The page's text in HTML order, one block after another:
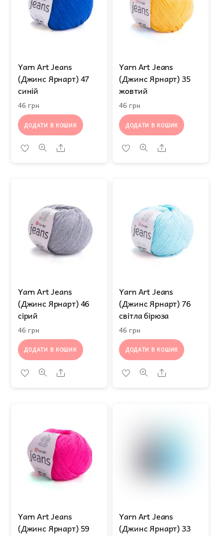
Yarn Art Jeans
(Джинс Ярнарт) 47
синій
46 грн
ДОДАТИ В КОШИК
Share
Yarn Art Jeans
(Джинс Ярнарт) 35
жовтий
46 грн
ДОДАТИ В КОШИК
Share
Yarn Art Jeans
(Джинс Ярнарт) 46
сірий
46 грн
ДОДАТИ В КОШИК
Share
Yarn Art Jeans
(Джинс Ярнарт) 76
світла бірюза
46 грн
ДОДАТИ В КОШИК
Share
Yarn Art Jeans
(Джинс Ярнарт) 59
Yarn Art Jeans
(Джинс Ярнарт) 33